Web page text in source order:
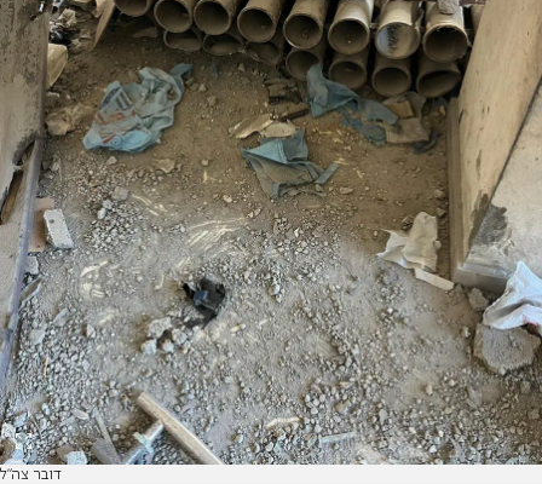
דובר צה"ל